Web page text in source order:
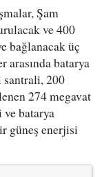
Şam
ve 400
bağlanacak üç
arasında batarya
santrali, 200
274 megavat
batarya
güneş enerjisi